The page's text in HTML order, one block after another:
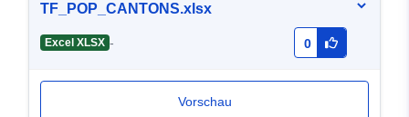
TF_POP_CANTONS.xlsx
Excel XLSX - 0
Vorschau